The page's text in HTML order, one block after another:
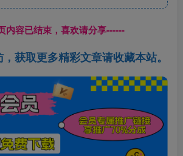
内容已结束，喜欢请分享------
获取更多精彩文章请收藏本站。